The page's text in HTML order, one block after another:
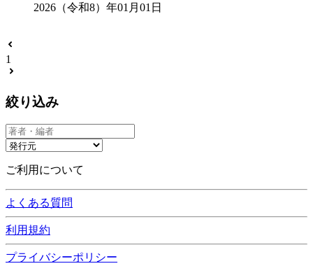
2026（令和8）年01月01日
1
絞り込み
ご利用について
よくある質問
利用規約
プライバシーポリシー